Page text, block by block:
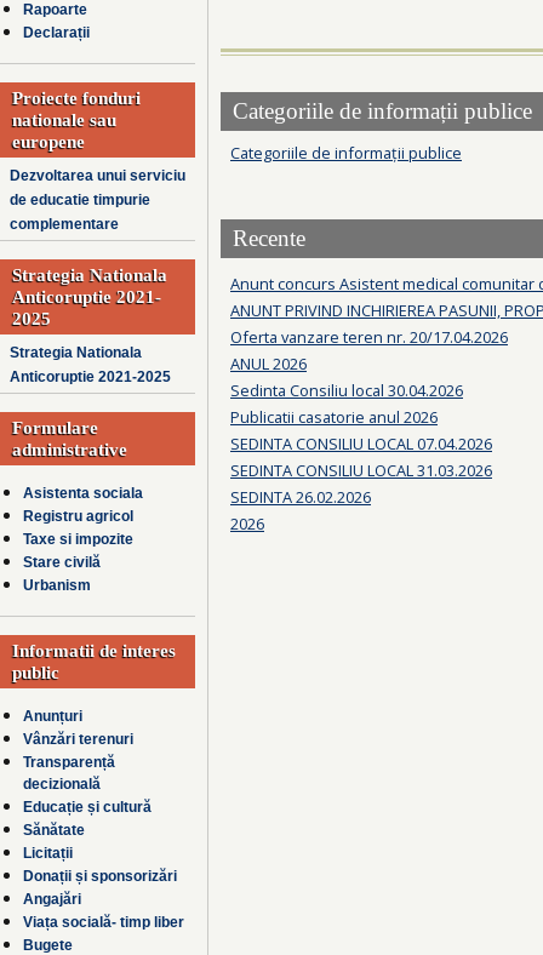
Rapoarte
Declarații
Proiecte fonduri
nationale sau
europene
Dezvoltarea unui serviciu
de educatie timpurie
complementare
Strategia Nationala
Anticoruptie 2021-
2025
Strategia Nationala
Anticoruptie 2021-2025
Formulare
administrative
Asistenta sociala
Registru agricol
Taxe si impozite
Stare civilă
Urbanism
Informatii de interes
public
Anunțuri
Vânzări terenuri
Transparență
decizională
Educație și cultură
Sănătate
Licitații
Donații și sponsorizări
Angajări
Viața socială- timp liber
Bugete
Categoriile de informații publice
Categoriile de informații publice
Recente
Anunt concurs Asistent medical comunitar
ANUNT PRIVIND INCHIRIEREA PASUNII,
Oferta vanzare teren nr. 20/17.04.2026
ANUL 2026
Sedinta Consiliu local 30.04.2026
Publicatii casatorie anul 2026
SEDINTA CONSILIU LOCAL 07.04.2026
SEDINTA CONSILIU LOCAL 31.03.2026
SEDINTA 26.02.2026
2026